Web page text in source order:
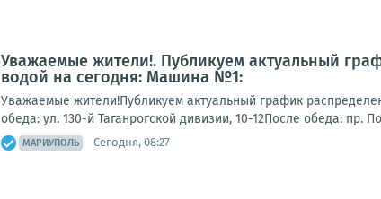
Уважаемые жители!. Публикуем актуальный
водой на сегодня: Машина №1:
Уважаемые жители!Публикуем актуальный график
обеда: ул. 130-й Таганрогской дивизии, 10-12После обеда:
МАРИУПОЛЬ Сегодня, 08:27